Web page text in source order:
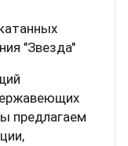
"Звезда"
предлагаем